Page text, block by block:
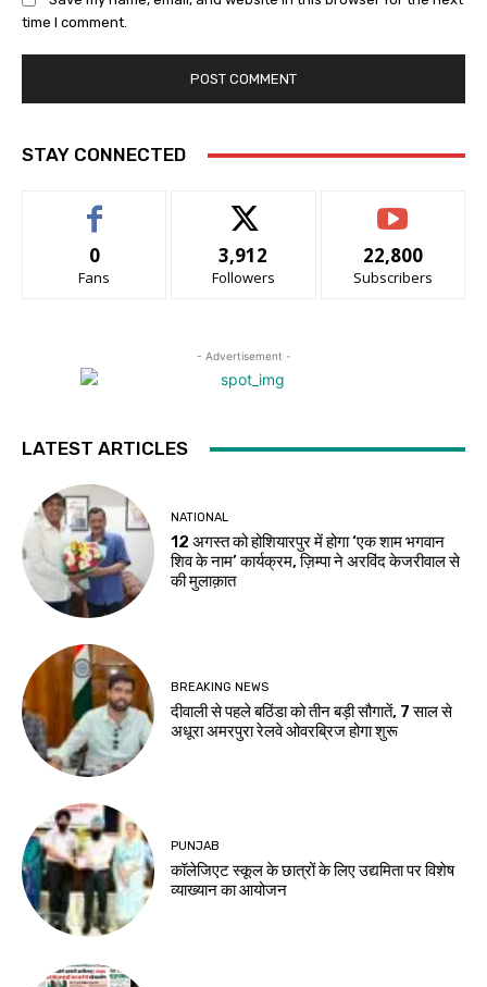
time I comment.
STAY CONNECTED
0
Fans
3,912
Followers
22,800
Subscribers
- Advertisement -
LATEST ARTICLES
NATIONAL
12 अगस्त को होशियारपुर में होगा ‘एक शाम भगवान
शिव के नाम’ कार्यक्रम, ज़िम्पा ने अरविंद केजरीवाल से
की मुलाक़ात
BREAKING NEWS
दीवाली से पहले बठिंडा को तीन बड़ी सौगातें, 7 साल से
अधूरा अमरपुरा रेलवे ओवरब्रिज होगा शुरू
PUNJAB
कॉलेजिएट स्कूल के छात्रों के लिए उद्यमिता पर विशेष
व्याख्यान का आयोजन